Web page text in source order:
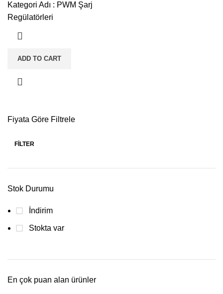
Fiyata Göre Filtrele
FILTER
Stok Durumu
İndirim
Stokta var
En çok puan alan ürünler
Kategori Adı : PWM Şarj
Regülatörleri
ADD TO CART